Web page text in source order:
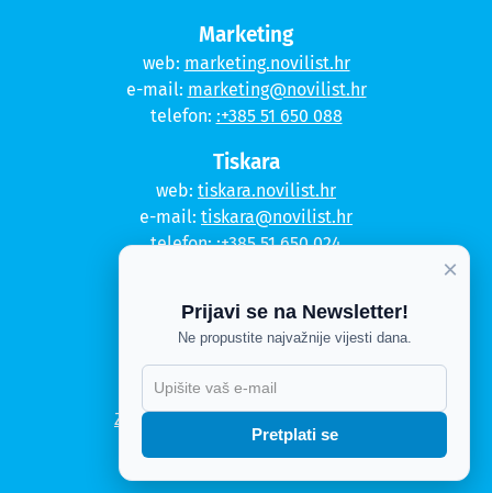
Marketing
web: marketing.novilist.hr
e-mail: marketing@novilist.hr
telefon: :+385 51 650 088
Tiskara
web: tiskara.novilist.hr
e-mail: tiskara@novilist.hr
telefon::+385 51 650 024
Kontakt
Politika privatnosti
Politika kolačića
Zahtjev za pristup informacijama
Impressum
×
Prijavi se na Newsletter!
Ne propustite najvažnije vijesti dana.
Pretplati se